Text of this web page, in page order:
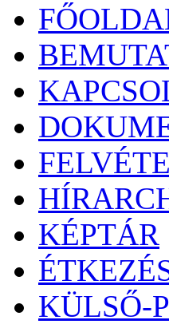
KÉPTÁR
KÜLSŐ-